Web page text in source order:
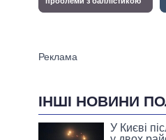
ІНШІ НОВИНИ
У Києві